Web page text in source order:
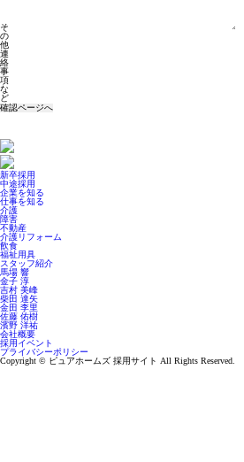
そ
の
他
連
絡
事
項
な
ど
新卒採用
中途採用
企業を知る
仕事を知る
介護
障害
不動産
介護リフォーム
飲食
福祉用具
スタッフ紹介
馬場 響
金子 淳
吉村 美峰
柴田 達矢
金田 李里
佐藤 佑樹
濱野 洋祐
会社概要
採用イベント
プライバシーポリシー
Copyright © ピュアホームズ 採用サイト All Rights Reserved.